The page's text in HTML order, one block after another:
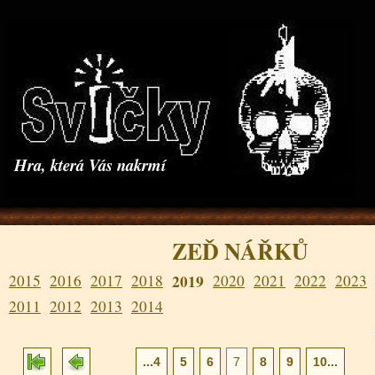
Hra, která Vás nakrmí
ZEĎ NÁŘKŮ
2023
2022
2021
2020
2019
2018
2017
2016
2015
2014
2013
2012
2011
...4 5 6 7 8 9 10...